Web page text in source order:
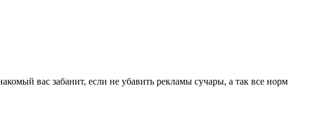
вас забанит, если не убавить рекламы сучары, а так все норм